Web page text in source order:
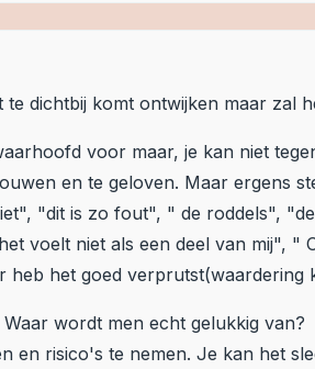
dichtbij komt ontwijken maar zal
voor maar, je kan niet
en te geloven. Maar ergens
"dit is zo fout", " de roddels",
voelt niet als een deel van mij", "
heb het goed
wordt men echt gelukkig van?
en risico's te nemen. Je kan het